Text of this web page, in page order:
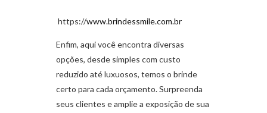
https://www.brindessmile.com.br
Enfim, aqui você encontra diversas
opções, desde simples com custo
reduzido até luxuosos, temos o brinde
certo para cada orçamento. Surpreenda
seus clientes e amplie a exposição de sua